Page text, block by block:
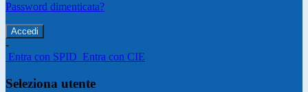
Password dimenticata?
-
Entra con SPID Entra con CIE
Seleziona utente